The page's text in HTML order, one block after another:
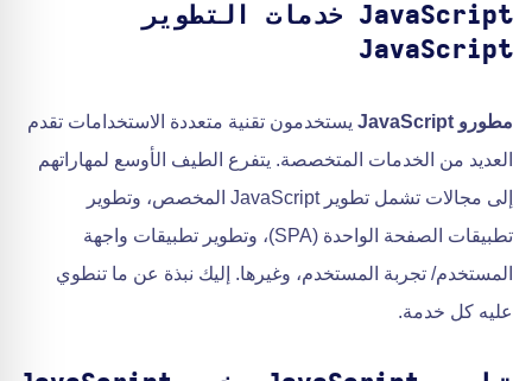
JavaScript خدمات التطوير
JavaScript
مطورو JavaScript
يستخدمون تقنية متعددة الاستخدامات تقدم
العديد من الخدمات المتخصصة. يتفرع الطيف الأوسع لمهاراتهم
إلى مجالات تشمل تطوير JavaScript المخصص، وتطوير
تطبيقات الصفحة الواحدة (SPA)، وتطوير تطبيقات واجهة
المستخدم/ تجربة المستخدم، وغيرها. إليك نبذة عن ما تنطوي
عليه كل خدمة.